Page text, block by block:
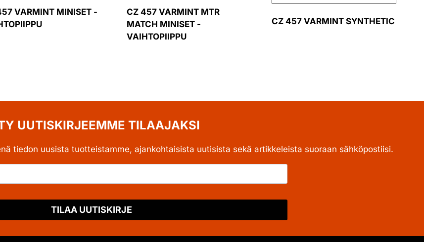
VARMINT MINISET -
CZ 457 VARMINT MTR
MATCH MINISET -
VAIHTOPIIPPU
CZ 457 VARMINT SYNTHETIC
UUTISKIRJEEMME TILAAJAKSI
tiedon uusista tuotteistamme, ajankohtaisista uutisista sekä artikkeleista suoraan sähköpostiisi.
TILAA UUTISKIRJE